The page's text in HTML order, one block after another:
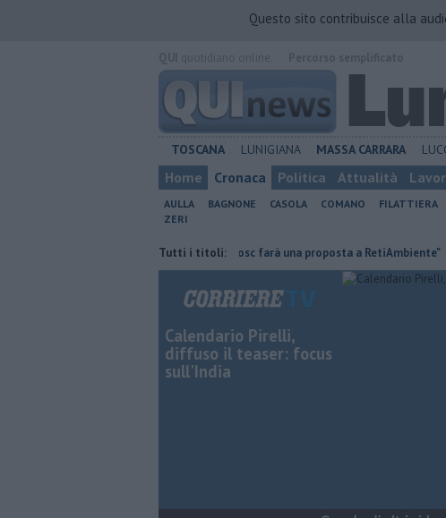
Questo sito contribuisce alla
TOSCANA LUNIGIANA MASSA CARRARA
Home Cronaca Politica Attualità
AULLA BAGNONE CASOLA COMANO FILATTIERA
ZERI
Tutti i titoli:
Macelloni, "Novatosc farà una proposta a RetiAmbiente"
Calendario Pirelli,
diffuso il teaser: focus
sull'India